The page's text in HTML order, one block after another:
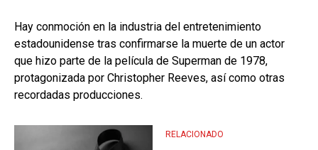
Hay conmoción en la industria del entretenimiento
estadounidense tras confirmarse la muerte de un actor
que hizo parte de la película de Superman de 1978,
protagonizada por Christopher Reeves, así como otras
recordadas producciones.
RELACIONADO